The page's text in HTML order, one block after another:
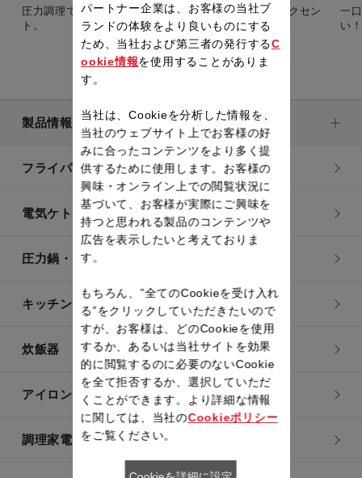
圧力調理で卵がふっくら！わさびがきいたソースがアクセン
ト。
一
い
製品情報
フライパン・鍋
電気ケトル
圧力鍋・電気圧力鍋
キッチン用品
炊飯器
アイロン・衣類スチーマー
調理家電
パートナー企業は、お客様の当社ブ
ランドの体験をより良いものにする
ため、当社および第三者の発行するC
ookie情報を使用することがありま
す。
当社は、Cookieを分析した情報を、
当社のウェブサイト上でお客様の好
みに合ったコンテンツをより多く提
供するために使用します。お客様の
興味・オンライン上での閲覧状況に
基づいて、お客様が実際にご興味を
持つと思われる製品のコンテンツや
広告を表示したいと考えておりま
す。
もちろん、”全てのCookieを受け入れ
る”をクリックしていただきたいので
すが、お客様は、どのCookieを使用
するか、あるいは当社サイトを効果
的に閲覧するのに必要のないCookie
を全て拒否するか、選択していただ
くことができます。より詳細な情報
に関しては、当社のCookieポリシー
をご覧ください。